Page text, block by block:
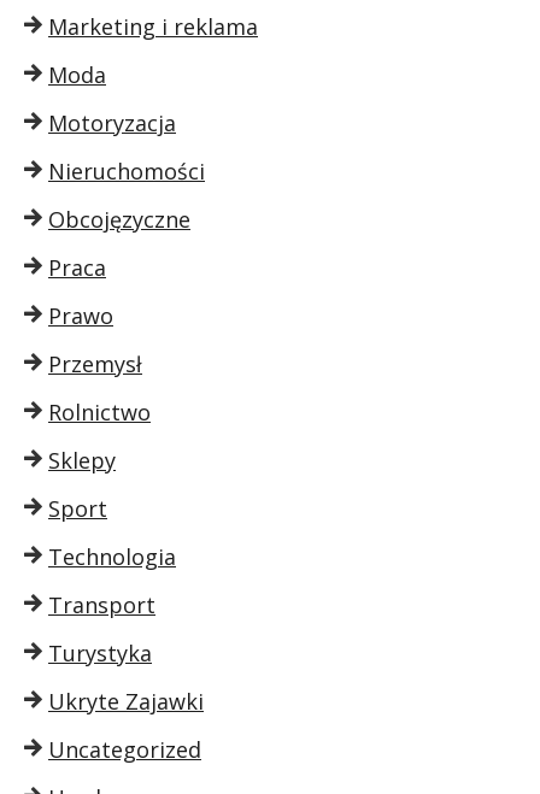
Marketing i reklama
Moda
Motoryzacja
Nieruchomości
Obcojęzyczne
Praca
Prawo
Przemysł
Rolnictwo
Sklepy
Sport
Technologia
Transport
Turystyka
Ukryte Zajawki
Uncategorized